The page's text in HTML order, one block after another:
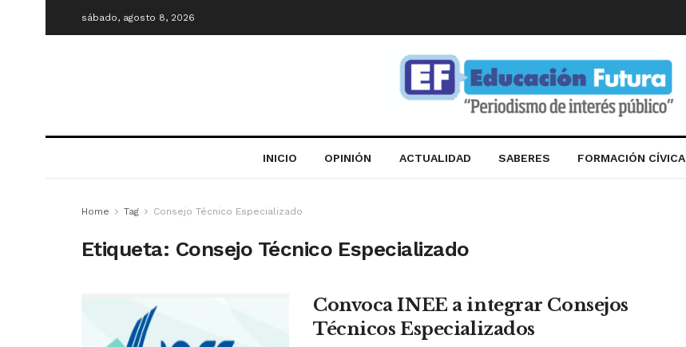
sábado, agosto 8, 2026
INICIO OPINIÓN ACTUALIDAD SABERES FORMACIÓN CÍVICA
Home Tag Consejo Técnico Especializado
Etiqueta: Consejo Técnico Especializado
Convoca INEE a integrar Consejos
Técnicos Especializados